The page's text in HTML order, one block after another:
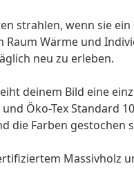
strahlen, wenn sie
Raum Wärme und
neu zu erleben.
deinem Bild eine
Öko-Tex Standard
die Farben
Massivholz